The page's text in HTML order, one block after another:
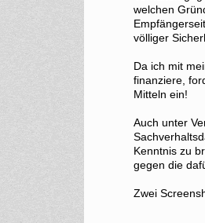
welchen
völliger
Da ich mit
finanziere,
Mitteln ein!
Auch unter
Kenntnis zu
gegen die
Zwei